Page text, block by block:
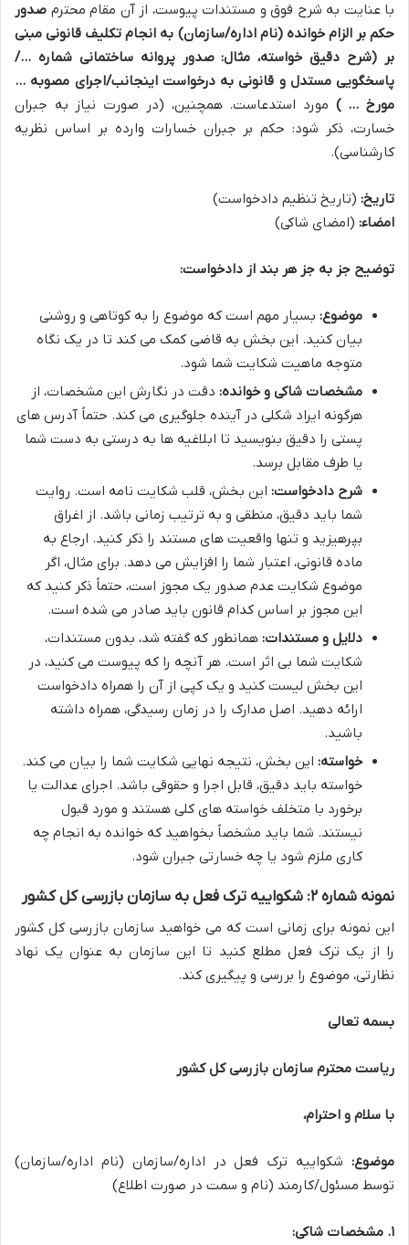
با عنایت به شرح فوق و مستندات پیوست، از آن مقام محترم صدور
حکم بر الزام خوانده (نام اداره/سازمان) به انجام تکلیف قانونی مبنی
بر (شرح دقیق خواسته، مثال: صدور پروانه ساختمانی شماره …/
پاسخگویی مستدل و قانونی به درخواست اینجانب/اجرای مصوبه …
مورخ … ) مورد استدعاست. همچنین، (در صورت نیاز به جبران
خسارت، ذکر شود: حکم بر جبران خسارات وارده بر اساس نظریه
کارشناسی).
تاریخ: (تاریخ تنظیم دادخواست)
امضاء: (امضای شاکی)
توضیح جز به جز هر بند از دادخواست:
موضوع: بسیار مهم است که موضوع را به کوتاهی و روشنی
بیان کنید. این بخش به قاضی کمک می کند تا در یک نگاه
متوجه ماهیت شکایت شما شود.
مشخصات شاکی و خوانده: دقت در نگارش این مشخصات، از
هرگونه ایراد شکلی در آینده جلوگیری می کند. حتماً آدرس های
پستی را دقیق بنویسید تا ابلاغیه ها به درستی به دست شما
یا طرف مقابل برسد.
شرح دادخواست: این بخش، قلب شکایت نامه است. روایت
شما باید دقیق، منطقی و به ترتیب زمانی باشد. از اغراق
بپرهیزید و تنها واقعیت های مستند را ذکر کنید. ارجاع به
ماده قانونی، اعتبار شما را افزایش می دهد. برای مثال، اگر
موضوع شکایت عدم صدور یک مجوز است، حتماً ذکر کنید که
این مجوز بر اساس کدام قانون باید صادر می شده است.
دلایل و مستندات: همانطور که گفته شد، بدون مستندات،
شکایت شما بی اثر است. هر آنچه را که پیوست می کنید، در
این بخش لیست کنید و یک کپی از آن را همراه دادخواست
ارائه دهید. اصل مدارک را در زمان رسیدگی، همراه داشته
باشید.
خواسته: این بخش، نتیجه نهایی شکایت شما را بیان می کند.
خواسته باید دقیق، قابل اجرا و حقوقی باشد. اجرای عدالت یا
برخورد با متخلف خواسته های کلی هستند و مورد قبول
نیستند. شما باید مشخصاً بخواهید که خوانده به انجام چه
کاری ملزم شود یا چه خسارتی جبران شود.
نمونه شماره ۲: شکواییه ترک فعل به سازمان بازرسی کل کشور
این نمونه برای زمانی است که می خواهید سازمان بازرسی کل کشور
را از یک ترک فعل مطلع کنید تا این سازمان به عنوان یک نهاد
نظارتی، موضوع را بررسی و پیگیری کند.
بسمه تعالی
ریاست محترم سازمان بازرسی کل کشور
با سلام و احترام،
موضوع: شکواییه ترک فعل در اداره/سازمان (نام اداره/سازمان)
توسط مسئول/کارمند (نام و سمت در صورت اطلاع)
۱. مشخصات شاکی: